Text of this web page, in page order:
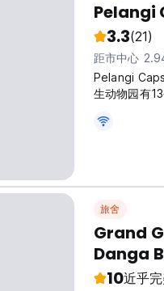
Pelangi
3.3(21)
距市中心
Pelangi
生动物园有
旅舍
Grand
Danga
10近乎